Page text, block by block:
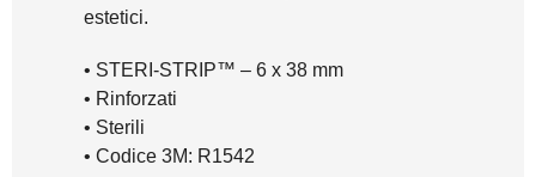
estetici.
• STERI-STRIP™ – 6 x 38 mm
• Rinforzati
• Sterili
• Codice 3M: R1542